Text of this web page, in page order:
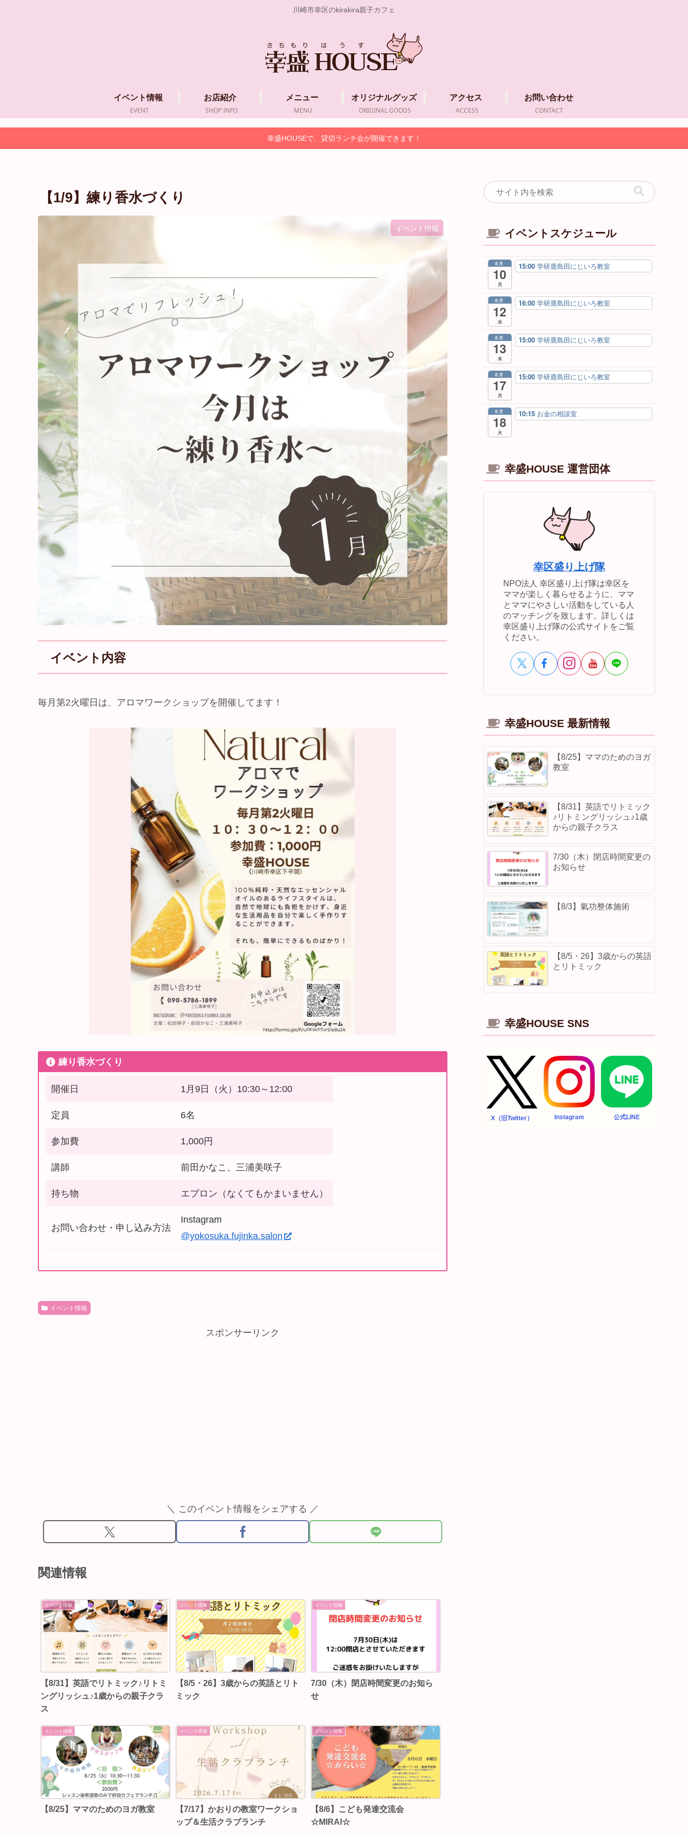
川崎市幸区のkirakira親子カフェ
イベント情報
EVENT
お店紹介
SHOP INFO
メニュー
MENU
オリジナルグッズ
ORIGINAL GOODS
アクセス
ACCESS
お問い合わせ
CONTACT
幸盛HOUSEで、貸切ランチ会が開催できます！
【1/9】練り香水づくり
イベント情報
イベント内容
毎月第2火曜日は、アロマワークショップを開催してます！
⁡練り香水づくり
開催日 1月9日（火）10:30～12:00
定員 6名
参加費 1,000円
講師 前田かなこ、三浦美咲子
持ち物 エプロン（なくてもかまいません）
お問い合わせ・申し込み方法
Instagram
@yokosuka.fujinka.salon
イベント情報
スポンサーリンク
＼ このイベント情報をシェアする ／
関連情報
イベント情報
【8/31】英語でリトミック♪リトミ
ングリッシュ♪1歳からの親子クラ
ス
イベント情報
【8/5・26】3歳からの英語とリト
ミック
イベント情報
7/30（木）閉店時間変更のお知ら
せ
イベント情報
【8/25】ママのためのヨガ教室
イベント情報
【7/17】かおりの教室ワークショ
ップ＆生活クラブランチ
イベント情報
【8/6】こども発達交流会
☆MIRAI☆
イベントスケジュール
8月
10
月
15:00 学研鹿島田にじいろ教室
8月
12
水
16:00 学研鹿島田にじいろ教室
8月
13
木
15:00 学研鹿島田にじいろ教室
8月
17
月
15:00 学研鹿島田にじいろ教室
8月
18
火
10:15 お金の相談室
幸盛HOUSE 運営団体
幸区盛り上げ隊
NPO法人 幸区盛り上げ隊は幸区を
ママが楽しく暮らせるように、ママ
とママにやさしい活動をしている人
のマッチングを致します。詳しくは
幸区盛り上げ隊の公式サイトをご覧
ください。
幸盛HOUSE 最新情報
【8/25】ママのためのヨガ
教室
【8/31】英語でリトミック
♪リトミングリッシュ♪1歳
からの親子クラス
7/30（木）閉店時間変更の
お知らせ
【8/3】⁡氣功整体施術
【8/5・26】3歳からの英語
とリトミック
幸盛HOUSE SNS
X（旧Twitter） Instagram 公式LINE